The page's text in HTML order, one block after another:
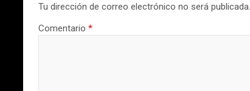
Tu dirección de correo electrónico no será publicada.
Comentario *